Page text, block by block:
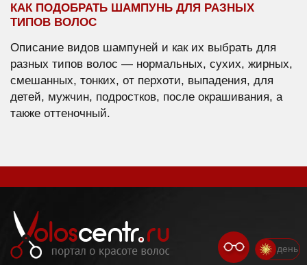
КАК ПОДОБРАТЬ ШАМПУНЬ ДЛЯ РАЗНЫХ
ТИПОВ ВОЛОС
Описание видов шампуней и как их выбрать для
разных типов волос — нормальных, сухих, жирных,
смешанных, тонких, от перхоти, выпадения, для
детей, мужчин, подростков, после окрашивания, а
также оттеночный.
день